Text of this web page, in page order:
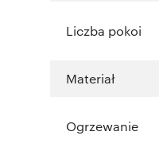
Liczba pokoi
Materiał
Ogrzewanie